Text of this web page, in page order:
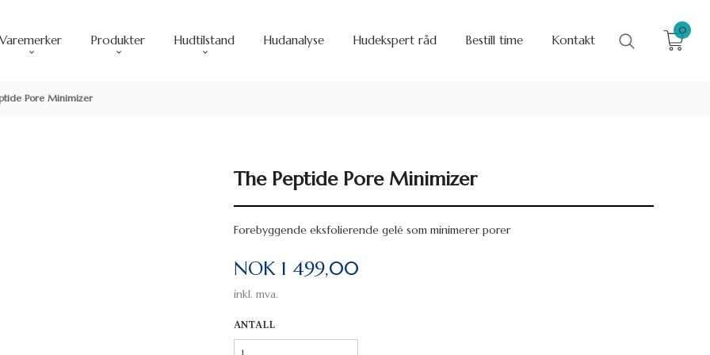
Varemerker Produkter Hudtilstand Hudanalyse Hudekspert råd Bestill time Kontakt
0
Pore Minimizer
The Peptide Pore Minimizer
Forebyggende eksfolierende gelé som minimerer porer
Pris
NOK 1 499,00
inkl. mva.
ANTALL